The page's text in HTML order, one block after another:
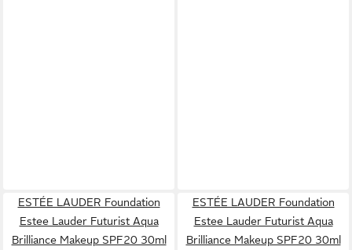
ESTÉE LAUDER Foundation
Estee Lauder Futurist Aqua
Brilliance Makeup SPF20 30ml
ESTÉE LAUDER Foundation
Estee Lauder Futurist Aqua
Brilliance Makeup SPF20 30ml